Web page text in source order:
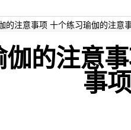
的注意事项 十个练习瑜伽的注意
的注意
事